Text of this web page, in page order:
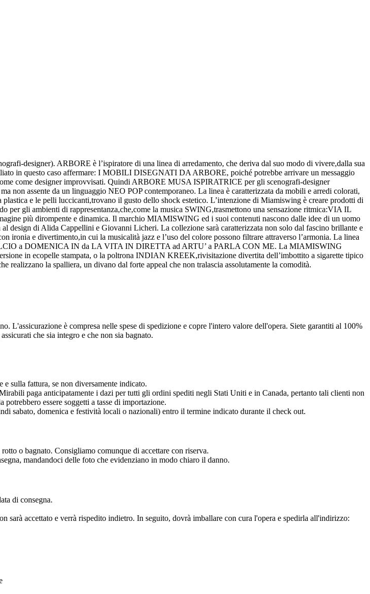
designer). ARBORE è l’ispiratore di una linea di arredamento, che deriva dal suo modo di vivere,dalla sua
in questo caso affermare: I MOBILI DISEGNATI DA ARBORE, poiché potrebbe arrivare un messaggio
come designer improvvisati. Quindi ARBORE MUSA ISPIRATRICE per gli scenografi-designer
assente da un linguaggio NEO POP contemporaneo. La linea è caratterizzata da mobili e arredi colorati,
e le pelli luccicanti,trovano il gusto dello shock estetico. L’intenzione di Miamiswing è creare prodotti di
per gli ambienti di rappresentanza,che,come la musica SWING,trasmettono una sensazione ritmica:VIA IL
più dirompente e dinamica. Il marchio MIAMISWING ed i suoi contenuti nascono dalle idee di un uomo
design di Alida Cappellini e Giovanni Licheri. La collezione sarà caratterizzata non solo dal fascino brillante e
ironia e divertimento,in cui la musicalità jazz e l’uso del colore possono filtrare attraverso l’armonia. La linea
a DOMENICA IN da LA VITA IN DIRETTA ad ARTU’ a PARLA CON ME. La MIAMISWING
in ecopelle stampata, o la poltrona INDIAN KREEK,rivisitazione divertita dell’imbottito a sigarette tipico
la spalliera, un divano dal forte appeal che non tralascia assolutamente la comodità.
L'assicurazione è compresa nelle spese di spedizione e copre l'intero valore dell'opera. Siete garantiti al 100%
che sia integro e che non sia bagnato.
sulla fattura, se non diversamente indicato.
paga anticipatamente i dazi per tutti gli ordini spediti negli Stati Uniti e in Canada, pertanto tali clienti non
essere soggetti a tasse di importazione.
sabato, domenica e festività locali o nazionali) entro il termine indicato durante il check out.
o bagnato. Consigliamo comunque di accettare con riserva.
mandandoci delle foto che evidenziano in modo chiaro il danno.
di consegna.
accettato e verrà rispedito indietro. In seguito, dovrà imballare con cura l'opera e spedirla all'indirizzo: